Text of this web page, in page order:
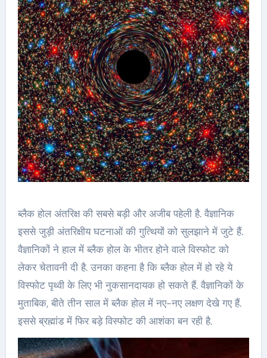
ब्‍लैक होल अंतरिक्ष की सबसे बड़ी और अजीब पहेली है. वैज्ञानिक
इससे जुड़ी अंतरिक्षीय घटनाओं की गुत्थियों को सुलझाने में जुटे हैं.
वैज्ञानिकों ने हाल में ब्‍लैक होल के भीतर होने वाले विस्‍फोट को
लेकर चेतावनी दी है. उनका कहना है कि ब्‍लैक होल में हो रहे ये
विस्‍फोट पृथ्‍वी के लिए भी नुकसानदायक हो सकते हैं. वैज्ञानिकों के
मुताबिक, बीते तीन साल में ब्‍लैक होल में नए-नए लक्षण देखे गए हैं.
इससे ब्रह्मांड में फिर बड़े विस्‍फोट की आशंका बन रही है.